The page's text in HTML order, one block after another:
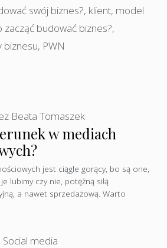
swój biznes?, klient, model
zacząć budować biznes?,
biznesu, PWN
w mediach
Beata Tomaszek
jest ciągle gorący, bo są one,
lubimy czy nie, potężną siłą
a nawet sprzedażową. Warto
Social media